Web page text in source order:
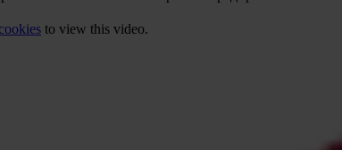
to view this video.